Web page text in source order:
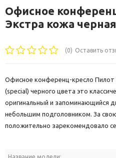
Офисное
Экстра кожа черная
(0) Оставить
Офисное конференц-кресло Пилот
(special) черного цвета это
оригинальный и запоминающийся
небольшим подголовником. За
положительно зарекомендовало